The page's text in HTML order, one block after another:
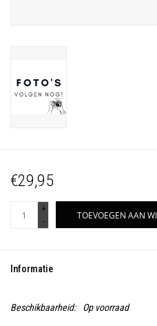
€29,95
+
-
TOEVOEGEN AAN
Informatie
Beschikbaarheid: Op voorraad